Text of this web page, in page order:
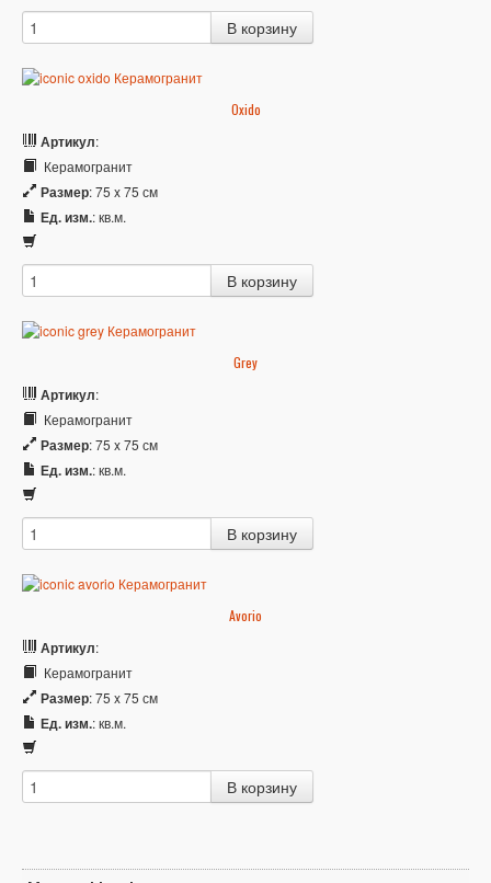
Oxido
Артикул:
Керамогранит
Размер: 75 x 75 см
Ед. изм.: кв.м.
Grey
Артикул:
Керамогранит
Размер: 75 x 75 см
Ед. изм.: кв.м.
Avorio
Артикул:
Керамогранит
Размер: 75 x 75 см
Ед. изм.: кв.м.